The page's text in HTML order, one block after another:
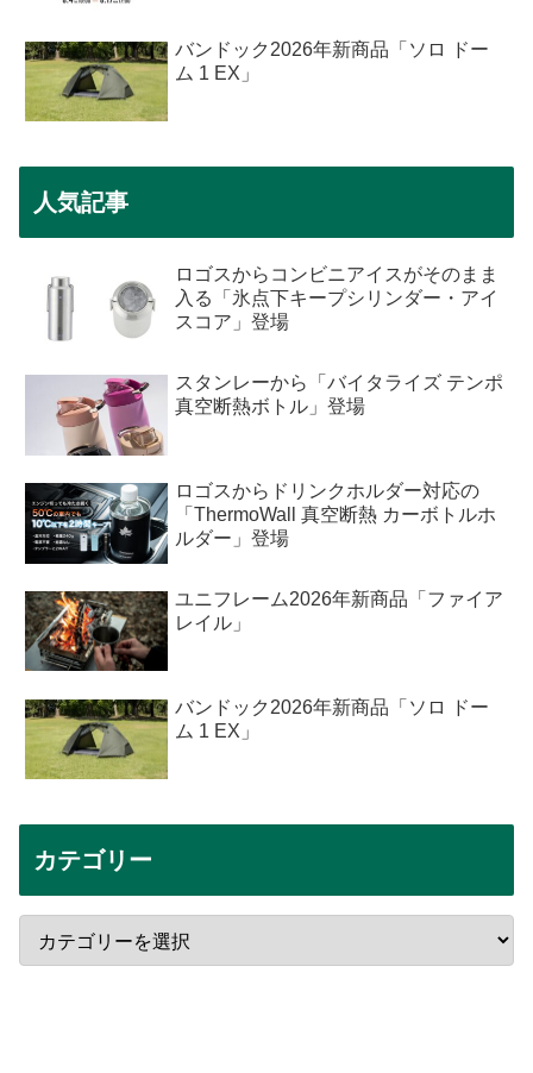
バンドック2026年新商品「ソロ ドー
ム 1 EX」
人気記事
ロゴスからコンビニアイスがそのまま
入る「氷点下キープシリンダー・アイ
スコア」登場
スタンレーから「バイタライズ テンポ
真空断熱ボトル」登場
ロゴスからドリンクホルダー対応の
「ThermoWall 真空断熱 カーボトルホ
ルダー」登場
ユニフレーム2026年新商品「ファイア
レイル」
バンドック2026年新商品「ソロ ドー
ム 1 EX」
カテゴリー